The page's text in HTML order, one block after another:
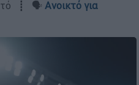
┋ 🗣️ Ανοικτό για